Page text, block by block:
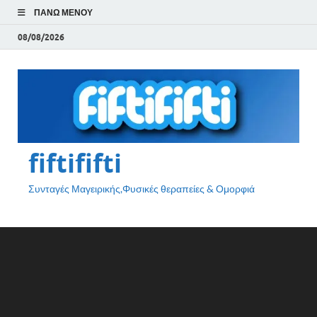
ΠΆΝΩ ΜΕΝΟΎ
08/08/2026
fiftififti
Συνταγές Μαγειρικής,Φυσικές θεραπείες & Ομορφιά